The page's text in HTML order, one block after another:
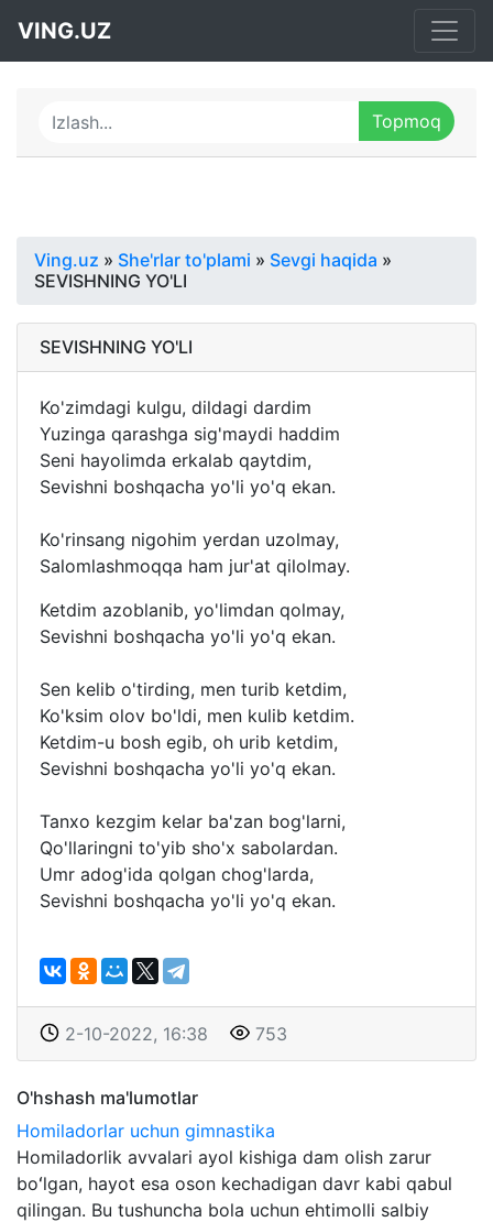
VING.UZ
Ving.uz » She'rlar to'plami » Sevgi haqida »
SEVISHNING YO'LI
SEVISHNING YO'LI
Ko'zimdagi kulgu, dildagi dardim
Yuzinga qarashga sig'maydi haddim
Seni hayolimda erkalab qaytdim,
Sevishni boshqacha yo'li yo'q ekan.
Ko'rinsang nigohim yerdan uzolmay,
Salomlashmoqqa ham jur'at qilolmay.
Ketdim azoblanib, yo'limdan qolmay,
Sevishni boshqacha yo'li yo'q ekan.
Sen kelib o'tirding, men turib ketdim,
Ko'ksim olov bo'ldi, men kulib ketdim.
Ketdim-u bosh egib, oh urib ketdim,
Sevishni boshqacha yo'li yo'q ekan.
Tanxo kezgim kelar ba'zan bog'larni,
Qo'llaringni to'yib sho'x sabolardan.
Umr adog'ida qolgan chog'larda,
Sevishni boshqacha yo'li yo'q ekan.
2-10-2022, 16:38 753
O'hshash ma'lumotlar
Homiladorlar uchun gimnastika
Homiladorlik avvalari ayol kishiga dam olish zarur
boʻlgan, hayot esa oson kechadigan davr kabi qabul
qilingan. Bu tushuncha bola uchun ehtimolli salbiy